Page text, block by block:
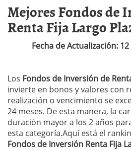
Mejores Fondos de
Renta Fija Largo
Fecha de Actualización:
Los Fondos de Inversión de
invierte en bonos y valores con
realización o vencimiento se
24 meses. De esta manera, la
duración mayor a los 2 años
esta categoría.Aquí está el
Fondos de Inversión Renta Fija